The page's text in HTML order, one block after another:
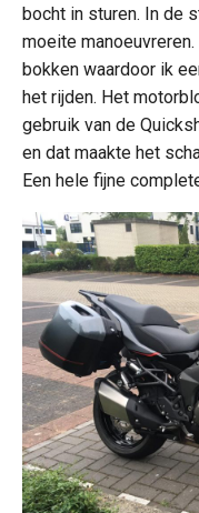
bocht in sturen. In de
moeite
bokken waardoor ik
het rijden. Het
gebruik van de
en dat maakte het
Een hele fijne